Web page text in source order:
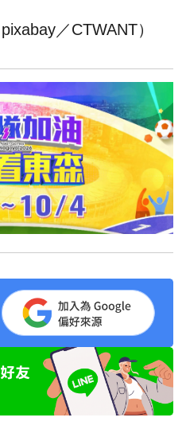
pixabay／CTWANT）